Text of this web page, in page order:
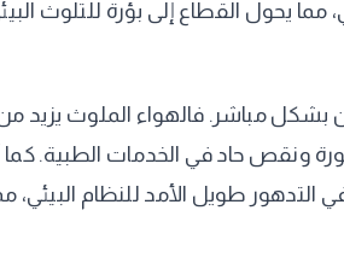
يحول القطاع إلى بؤرة للتلوث
بشكل مباشر. فالهواء الملوث
ونقص حاد في الخدمات الطبية. كما
طويل الأمد للنظام البيئي،